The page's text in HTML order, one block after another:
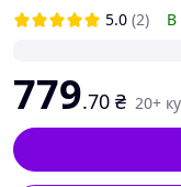
5.0 (2) В
779.70 ₴ 20+